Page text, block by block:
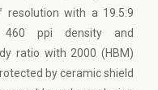
resolution with a 19.5:9
ppi density and
ratio with 2000 (HBM)
by ceramic shield